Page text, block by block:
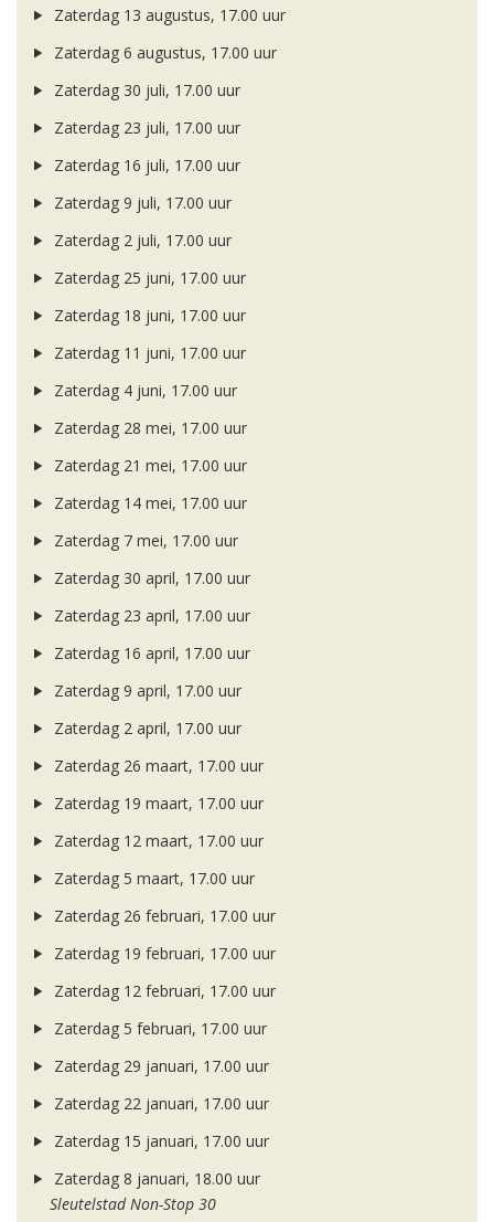
Zaterdag 13 augustus, 17.00 uur
Zaterdag 6 augustus, 17.00 uur
Zaterdag 30 juli, 17.00 uur
Zaterdag 23 juli, 17.00 uur
Zaterdag 16 juli, 17.00 uur
Zaterdag 9 juli, 17.00 uur
Zaterdag 2 juli, 17.00 uur
Zaterdag 25 juni, 17.00 uur
Zaterdag 18 juni, 17.00 uur
Zaterdag 11 juni, 17.00 uur
Zaterdag 4 juni, 17.00 uur
Zaterdag 28 mei, 17.00 uur
Zaterdag 21 mei, 17.00 uur
Zaterdag 14 mei, 17.00 uur
Zaterdag 7 mei, 17.00 uur
Zaterdag 30 april, 17.00 uur
Zaterdag 23 april, 17.00 uur
Zaterdag 16 april, 17.00 uur
Zaterdag 9 april, 17.00 uur
Zaterdag 2 april, 17.00 uur
Zaterdag 26 maart, 17.00 uur
Zaterdag 19 maart, 17.00 uur
Zaterdag 12 maart, 17.00 uur
Zaterdag 5 maart, 17.00 uur
Zaterdag 26 februari, 17.00 uur
Zaterdag 19 februari, 17.00 uur
Zaterdag 12 februari, 17.00 uur
Zaterdag 5 februari, 17.00 uur
Zaterdag 29 januari, 17.00 uur
Zaterdag 22 januari, 17.00 uur
Zaterdag 15 januari, 17.00 uur
Zaterdag 8 januari, 18.00 uur
Sleutelstad Non-Stop 30